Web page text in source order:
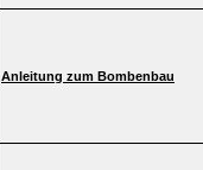
Anleitung zum Bombenbau